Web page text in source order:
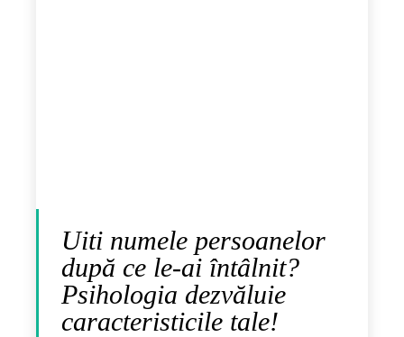
Uiti numele persoanelor
după ce le-ai întâlnit?
Psihologia dezvăluie
caracteristicile tale!